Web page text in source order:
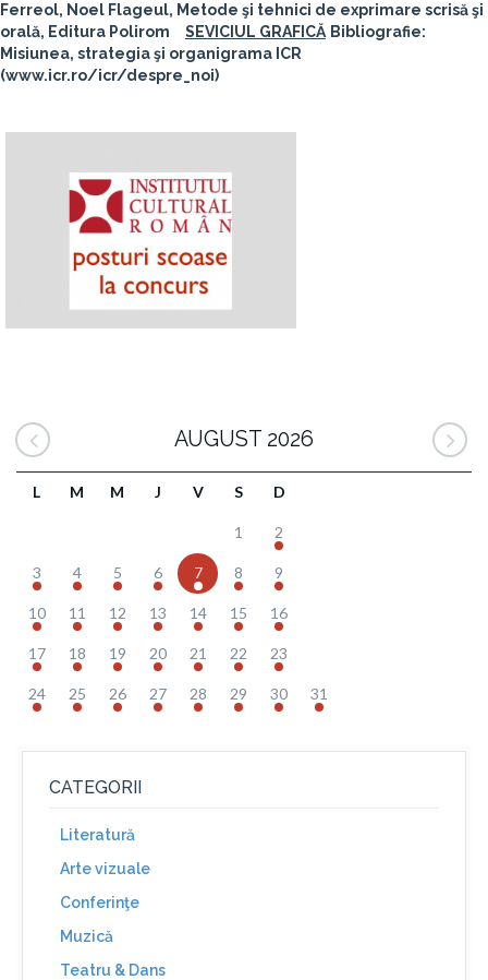
Ferreol, Noel Flageul, Metode şi tehnici de exprimare scrisă şi
orală, Editura Polirom
SEVICIUL GRAFICĂ Bibliografie:
Misiunea, strategia şi organigrama ICR
(www.icr.ro/icr/despre_noi)
AUGUST 2026
L M M J V S D
1 2
3 4 5 6 7 8 9
10 11 12 13 14 15 16
17 18 19 20 21 22 23
24 25 26 27 28 29 30 31
CATEGORII
Literatură
Arte vizuale
Conferinţe
Muzică
Teatru & Dans